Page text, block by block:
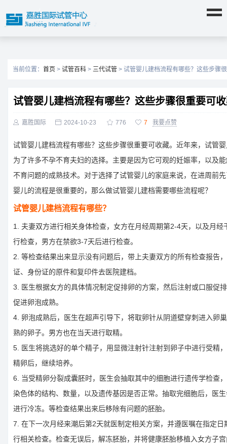
当前位置： 首页 > 试管百科 > 三代试管 > 试管婴儿建档流程有哪些？这些步骤
试管婴儿建档流程有哪些？这些步骤很重要可
 嘉胜国际  2024-10-23  776  7 我要点赞
试管婴儿建档流程有哪些？这些步骤很重要可收藏。近年来，试管
为了许多不孕不育夫妇的选择。主要是因为它可观的妊娠率，以及
不育问题的成熟技术。对于选择了试管婴儿的家庭来说，在进周前
婴儿的流程是很重要的，那么做试管婴儿建档需要哪些流程呢？
试管婴儿建档流程有哪些？
1. 夫妻双方进行相关身体检查，女方在月经周期第2-4天，以及月经
行检查，男方在禁欲3-7天后进行检查。
2. 等检查结果出来显示没有问题后，带上夫妻双方的所有检查报告
证、身份证的原件和复印件去医院建档。
3. 医生根据女方的具体情况制定促排卵的方案，然后注射或口服促
促进卵泡成熟。
4. 卵泡成熟后，医生在超声引导下，将取卵针从阴道壁穿刺进入卵
熟的卵子。男方也在当天进行取精。
5. 医生将挑选好的单个精子，用显微注射针注射到卵子中进行受精
精卵后，继续培养。
6. 当受精卵分裂成囊胚时，医生会抽取其中的细胞进行遗传学检查
染色体的结构、数量，以及遗传基因是否正常。抽取完细胞后，医
进行冷冻。等检查结果出来后移除有问题的胚胎。
7. 在下一次月经来潮后第2天就医制定相关方案，并遵医嘱在指定日
行相关检查。检查无误后，解冻胚胎，并将健康胚胎移植入女方子